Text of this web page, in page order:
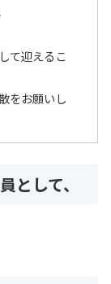
て迎えるこ
をお願いし
として、